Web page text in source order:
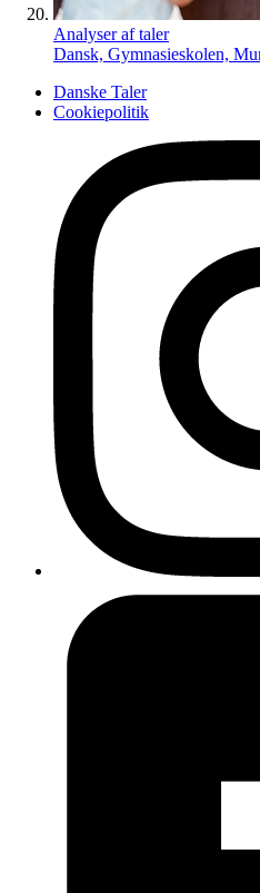
Analyser af taler
Dansk, Gymnasieskolen,
Danske Taler
Cookiepolitik